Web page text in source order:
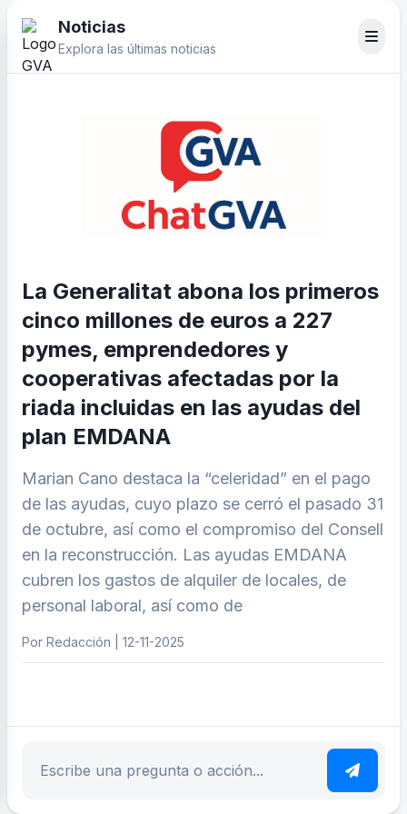
Noticias
Explora las últimas noticias
La Generalitat abona los primeros
cinco millones de euros a 227
pymes, emprendedores y
cooperativas afectadas por la
riada incluidas en las ayudas del
plan EMDANA
Marian Cano destaca la “celeridad” en el pago
de las ayudas, cuyo plazo se cerró el pasado 31
de octubre, así como el compromiso del Consell
en la reconstrucción. Las ayudas EMDANA
cubren los gastos de alquiler de locales, de
personal laboral, así como de
Por Redacción | 12-11-2025
Escribe tu pregunta